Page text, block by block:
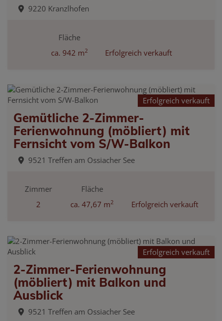
9220 Kranzlhofen
Fläche
ca. 942 m2 Erfolgreich verkauft
Erfolgreich verkauft
Gemütliche 2-Zimmer-
Ferienwohnung (möbliert) mit
Fernsicht vom S/W-Balkon
9521 Treffen am Ossiacher See
Zimmer
2
Fläche
ca. 47,67 m2 Erfolgreich verkauft
Erfolgreich verkauft
2-Zimmer-Ferienwohnung
(möbliert) mit Balkon und
Ausblick
9521 Treffen am Ossiacher See